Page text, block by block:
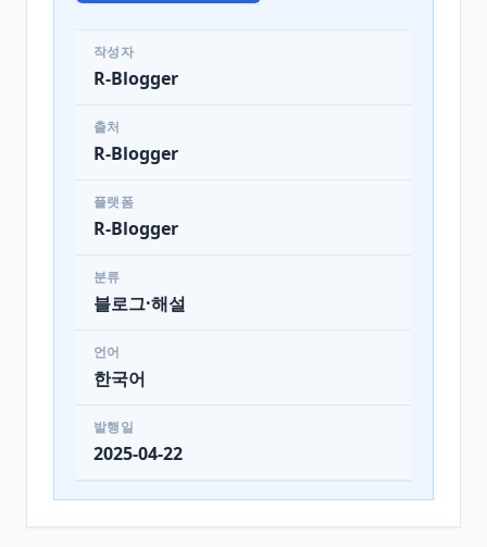
작성자
R-Blogger
출처
R-Blogger
플랫폼
R-Blogger
분류
블로그·해설
언어
한국어
발행일
2025-04-22